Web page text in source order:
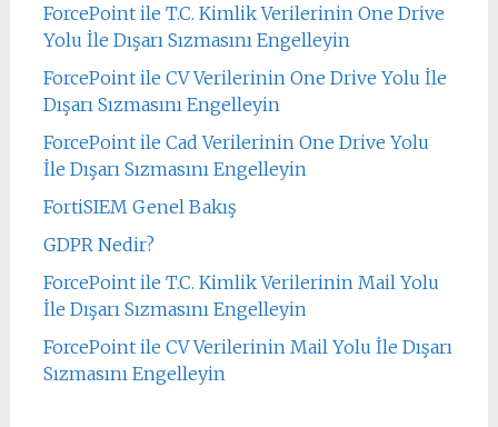
ForcePoint ile T.C. Kimlik Verilerinin One Drive
Yolu İle Dışarı Sızmasını Engelleyin
ForcePoint ile CV Verilerinin One Drive Yolu İle
Dışarı Sızmasını Engelleyin
ForcePoint ile Cad Verilerinin One Drive Yolu
İle Dışarı Sızmasını Engelleyin
FortiSIEM Genel Bakış
GDPR Nedir?
ForcePoint ile T.C. Kimlik Verilerinin Mail Yolu
İle Dışarı Sızmasını Engelleyin
ForcePoint ile CV Verilerinin Mail Yolu İle Dışarı
Sızmasını Engelleyin